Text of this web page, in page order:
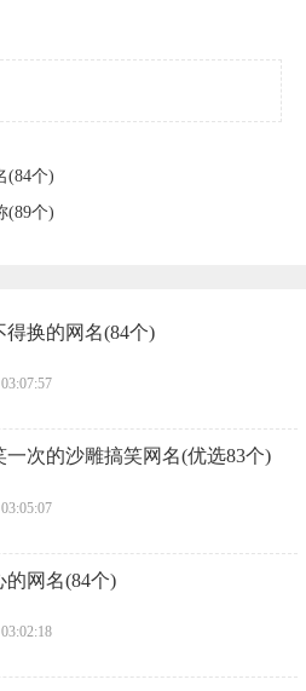
(84个)
(89个)
得换的网名(84个)
一次的沙雕搞笑网名(优选83个)
的网名(84个)